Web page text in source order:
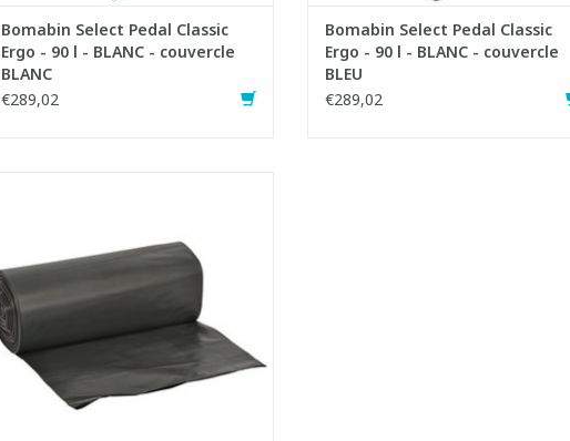
Bomabin Select Pedal Classic
Ergo - 90 l - BLANC - couvercle
BLANC
€289,02
Bomabin Select Pedal Classic
Ergo - 90 l - BLANC - couvercle
BLEU
€289,02
- Idéal pour les déchets normals.